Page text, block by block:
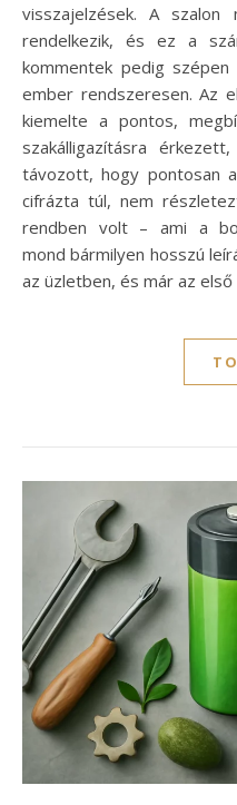
visszajelzések. A
rendelkezik, és ez a
kommentek pedig
ember rendszeresen. Az
kiemelte a pontos,
szakálligazításra
távozott, hogy pontosan
cifrázta túl, nem
rendben volt – ami a
mond bármilyen hosszú
az üzletben, és már az